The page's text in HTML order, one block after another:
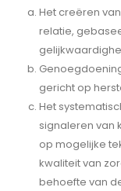
Het creëren
relatie,
gericht op
Het
signaleren van
op mogelijke
kwaliteit van
behoefte van